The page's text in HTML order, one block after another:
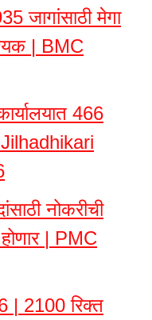
जागांसाठी मेगा
| BMC
466
Jilhadhikari
नोकरीची
| PMC
| 2100 रिक्त